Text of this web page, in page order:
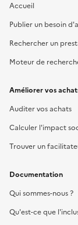
Accueil
Publier un besoin
Rechercher un
Moteur de
Améliorer vos
Auditer vos achats
Calculer l'impact
Trouver un
Documentation
Qui sommes-nous ?
Qu'est-ce que